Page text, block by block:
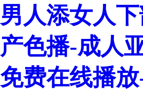
男人添女人
产色播-成人
免费在线播